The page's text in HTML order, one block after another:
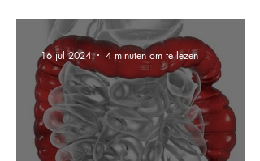
16 jul 2024 4 minuten om te lezen